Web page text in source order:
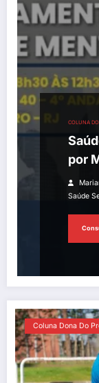
COLUNA
por
Saúde
Coluna Dona Do